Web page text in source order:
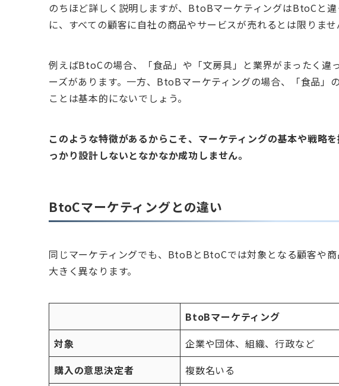
のちほど詳しく説明しますが、BtoBマーケティングはBtoCと
に、すべての顧客に自社の商品やサービスが売れるとは限りませ
例えばBtoCの場合、「食品」や「文房具」と業界がまったく違
ーズがあります。一方、BtoBマーケティングの場合、「食品」
ことは基本的にないでしょう。
このような特徴があるからこそ、マーケティングの基本や戦略
っかり設計しないとなかなか成功しません。
BtoCマーケティングとの違い
同じマーケティングでも、BtoBとBtoCでは対象となる顧客や
大きく異なります。
BtoBマーケティング
対象
企業や団体、組織、行政など
購入の意思決定者
複数名いる